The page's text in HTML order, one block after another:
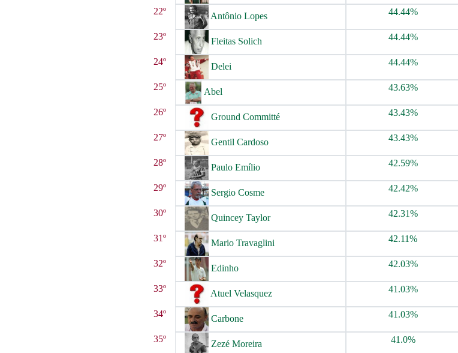
22º Antônio Lopes 44.44%
23º Fleitas Solich 44.44%
24º Delei 44.44%
25º Abel 43.63%
26º Ground Committé 43.43%
27º Gentil Cardoso 43.43%
28º Paulo Emílio 42.59%
29º Sergio Cosme 42.42%
30º Quincey Taylor 42.31%
31º Mario Travaglini 42.11%
32º Edinho 42.03%
33º Atuel Velasquez 41.03%
34º Carbone 41.03%
35º Zezé Moreira 41.0%